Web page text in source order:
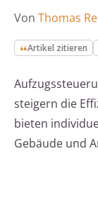
Von Thomas
Artikel zitieren
steigern die
bieten
Gebäude und